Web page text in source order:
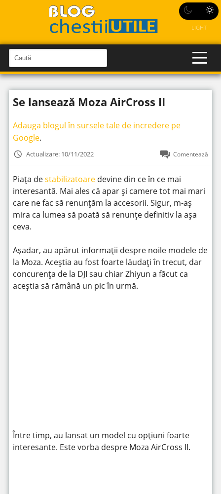
LIGHT
a
u
t
n
C
a
u
n
t
Se lansează Moza AirCross II
Adauga blogul în sursele tale de incredere pe
Google.
Actualizare: 10/11/2022 Comentează
Piața destabilizatoaredevine din ce în ce mai
interesantă. Mai ales că apar și camere tot mai mari
care ne fac să renunțăm la accesorii. Sigur, m-aș
mira ca lumea să poată să renunțe definitiv la așa
ceva.
Așadar, au apărut informații despre noile modele de
la Moza. Aceștia au fost foarte lăudați în trecut, dar
concurența de la DJI sau chiar Zhiyun a făcut ca
aceștia să rămână un pic în urmă.
Între timp, au lansat un model cu opțiuni foarte
interesante. Este vorba despre Moza AirCross II.